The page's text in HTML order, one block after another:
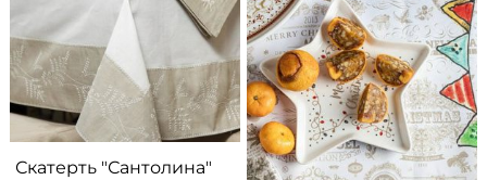
Скатерть "Сантолина"